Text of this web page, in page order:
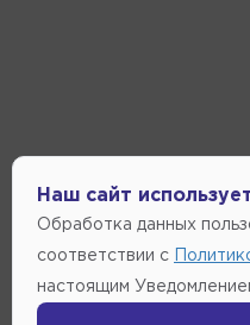
Наш сайт
Обработка данных
соответствии с
настоящим